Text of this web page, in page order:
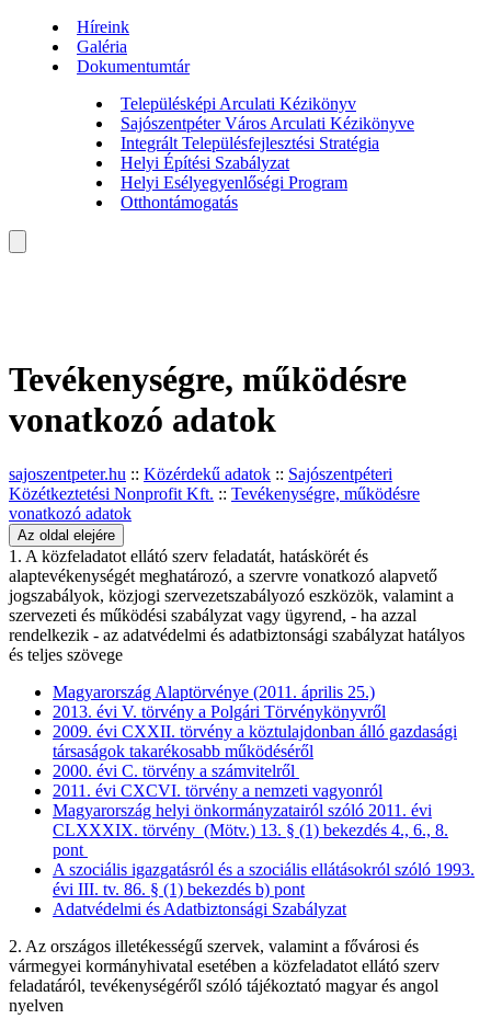
Híreink
Galéria
Dokumentumtár
Településképi Arculati Kézikönyv
Sajószentpéter Város Arculati Kézikönyve
Integrált Településfejlesztési Stratégia
Helyi Építési Szabályzat
Helyi Esélyegyenlőségi Program
Otthontámogatás
Tevékenységre, működésre
vonatkozó adatok
sajoszentpeter.hu :: Közérdekű adatok :: Sajószentpéteri
Közétkeztetési Nonprofit Kft. :: Tevékenységre, működésre
vonatkozó adatok
Az oldal elejére
1. A közfeladatot ellátó szerv feladatát, hatáskörét és
alaptevékenységét meghatározó, a szervre vonatkozó alapvető
jogszabályok, közjogi szervezetszabályozó eszközök, valamint a
szervezeti és működési szabályzat vagy ügyrend, - ha azzal
rendelkezik - az adatvédelmi és adatbiztonsági szabályzat hatályos
és teljes szövege
Magyarország Alaptörvénye (2011. április 25.)
2013. évi V. törvény a Polgári Törvénykönyvről
2009. évi CXXII. törvény a köztulajdonban álló gazdasági
társaságok takarékosabb működéséről
2000. évi C. törvény a számvitelről
2011. évi CXCVI. törvény a nemzeti vagyonról
Magyarország helyi önkormányzatairól szóló 2011. évi
CLXXXIX. törvény (Mötv.) 13. § (1) bekezdés 4., 6., 8.
pont
A szociális igazgatásról és a szociális ellátásokról szóló 1993.
évi III. tv. 86. § (1) bekezdés b) pont
Adatvédelmi és Adatbiztonsági Szabályzat
2. Az országos illetékességű szervek, valamint a fővárosi és
vármegyei kormányhivatal esetében a közfeladatot ellátó szerv
feladatáról, tevékenységéről szóló tájékoztató magyar és angol
nyelven